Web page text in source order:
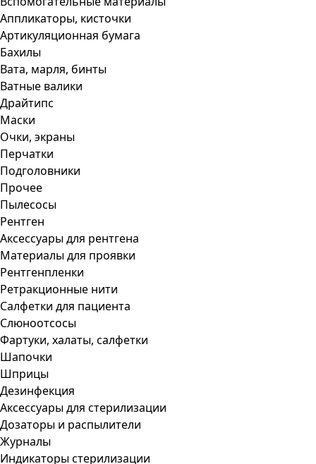
Аппликаторы, кисточки
Артикуляционная бумага
Бахилы
Вата, марля, бинты
Ватные валики
Драйтипс
Маски
Очки, экраны
Перчатки
Подголовники
Прочее
Пылесосы
Рентген
Аксессуары для рентгена
Материалы для проявки
Рентгенпленки
Ретракционные нити
Салфетки для пациента
Слюноотсосы
Фартуки, халаты, салфетки
Шапочки
Шприцы
Дезинфекция
Аксессуары для стерилизации
Дозаторы и распылители
Журналы
Индикаторы стерилизации